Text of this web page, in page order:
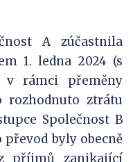
A zúčastnila
1. ledna 2024 (s
rámci přeměny
rozhodnuto ztrátu
Společnost B
byly obecně
příjmů zanikající